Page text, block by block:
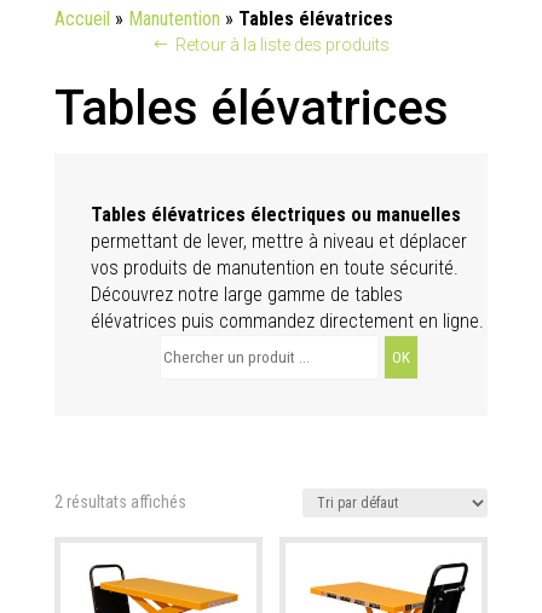
Accueil » Manutention » Tables élévatrices
Retour à la liste des produits
Tables élévatrices
Tables élévatrices électriques ou manuelles
permettant de lever, mettre à niveau et déplacer
vos produits de manutention en toute sécurité.
Découvrez notre large gamme de tables
élévatrices puis commandez directement en ligne.
Search
2 résultats affichés